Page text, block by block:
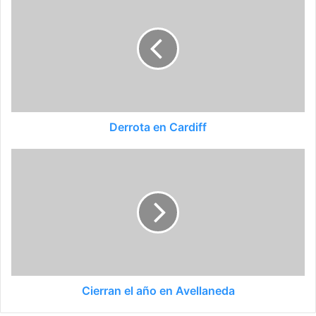
Derrota en Cardiff
Cierran el año en Avellaneda